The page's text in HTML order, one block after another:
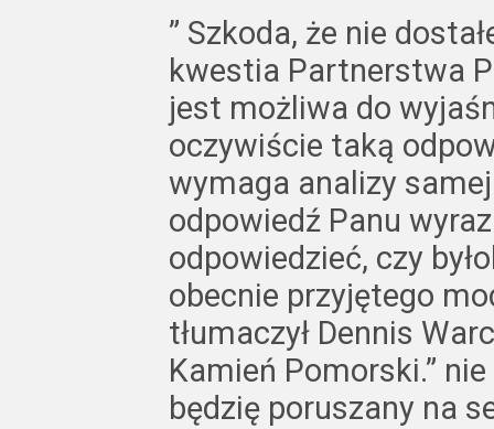
” Szkoda, że nie
kwestia Partnerstwa
jest możliwa do
oczywiście taką
wymaga analizy
odpowiedź Panu
odpowiedzieć, czy
obecnie przyjętego
tłumaczył Dennis
Kamień Pomorski.”
będzię poruszany na